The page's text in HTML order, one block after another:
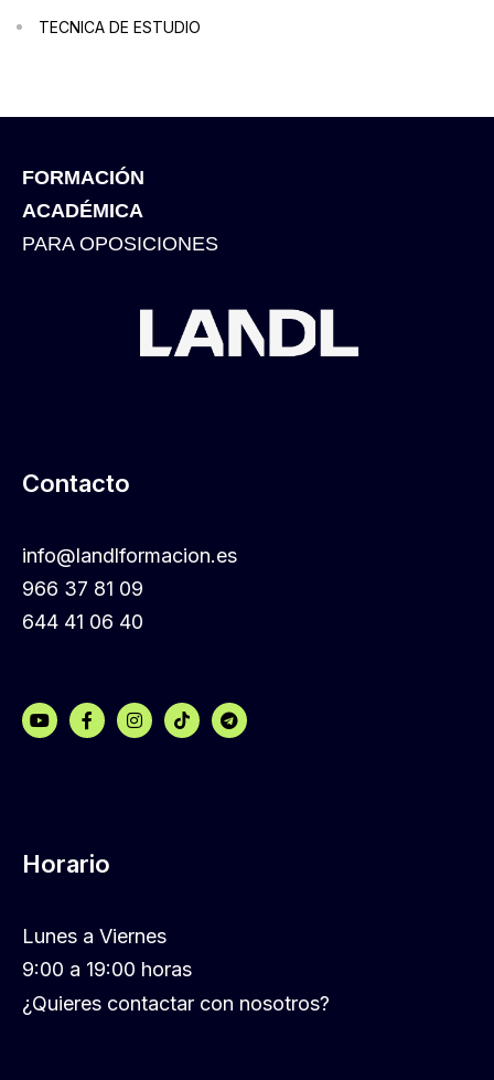
TECNICA DE ESTUDIO
FORMACIÓN
ACADÉMICA
PARA OPOSICIONES
Contacto
info@landlformacion.es
966 37 81 09
644 41 06 40
Horario
Lunes a Viernes
9:00 a 19:00 horas
¿Quieres contactar con nosotros?